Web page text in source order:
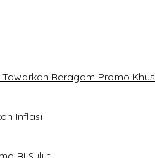
Beragam Promo
Inflasi